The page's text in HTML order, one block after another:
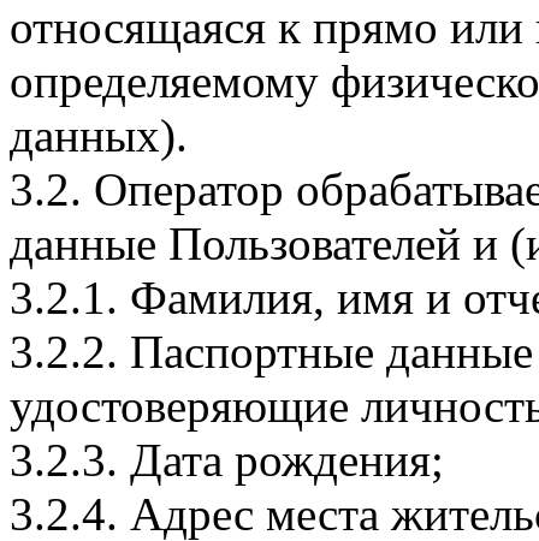
относящаяся к прямо
определяемому
данных).
3.2. Оператор
данные Пользователей и
3.2.1. Фамилия, имя и
3.2.2. Паспортные
удостоверяющие
3.2.3. Дата рождения;
3.2.4. Адрес места